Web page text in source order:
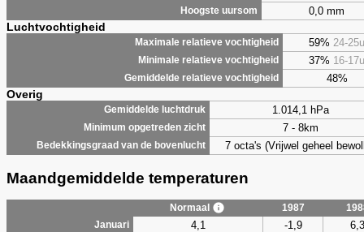
Hoogste uursom 0,0 mm
Luchtvochtigheid
Maximale relatieve vochtigheid 59% 24-25u
Minimale relatieve vochtigheid 37% 16-17u
Gemiddelde relatieve vochtigheid 48%
Overig
Gemiddelde luchtdruk 1.014,1 hPa
Minimum opgetreden zicht 7 - 8km
Bedekkingsgraad van de bovenlucht 7 octa's (Vrijwel geheel
Maandgemiddelde temperaturen
Normaal 1987
Januari
4,1 -1,9 6,3